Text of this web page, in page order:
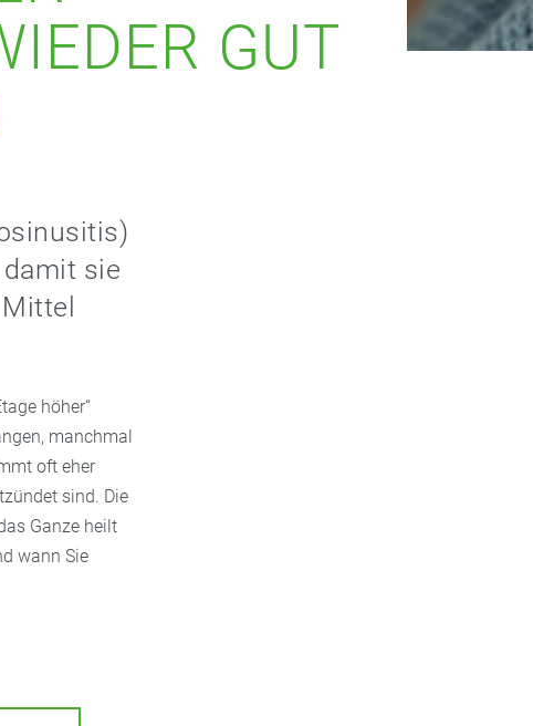
GUT
sie
höher“
manchmal
oft eher
sind. Die
Ganze heilt
wann Sie